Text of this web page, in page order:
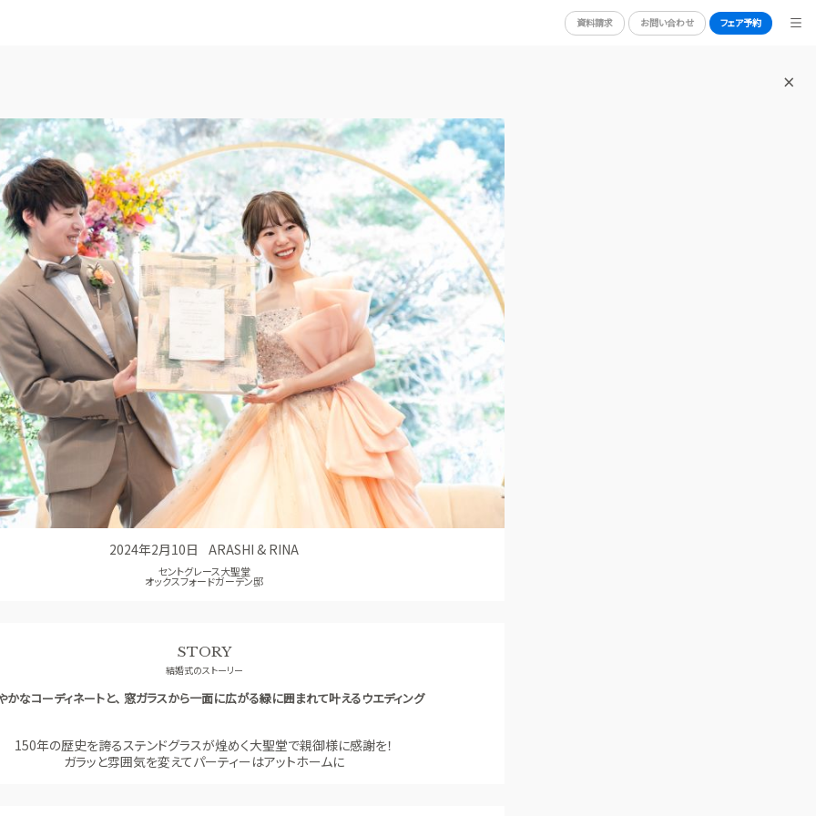
資料請求 お問い合わせ フェア予約
TOP
トップ
BRIDAL FAIR
ブライダルフェア
FAIR INFO
ブライダルフェアの魅力をご案内
WEDDING REPORT
体験者レポート
PHOTO GALLERY
フォトギャラリー
PLAN
プラン
CEREMONY
挙式
PARTY
CUISINE
料理
DRESS
ドレス
ACCESS
アクセス
GUEST
ご列席者の皆さまへ
QA
よくあるご質問
SUPPORT
お手伝い
2024年2月10日 ARASHI & RINA
セントグレース大聖堂
オックスフォードガーデン邸
STORY
結婚式のストーリー
かなコーディネートと、 窓ガラスから一面に広がる緑に囲まれて叶えるウエディング
150年の歴史を誇るステンドグラスが煌めく大聖堂で親御様に感謝を！
ガラッと雰囲気を変えてパーティーはアットホームに